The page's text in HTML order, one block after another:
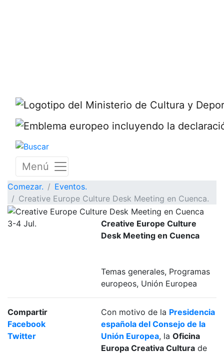
Menú
Comezar.
Eventos.
Creative Europe Culture Desk Meeting en Cuenca.
3-4 Jul.
Creative Europe Culture
Desk Meeting en Cuenca
Temas generales, Programas
europeos, Unión Europea
Compartir
Facebook
Twitter
Con motivo de la Presidencia
española del Consejo de la
Unión Europea, la Oficina
Europa Creativa Culturade